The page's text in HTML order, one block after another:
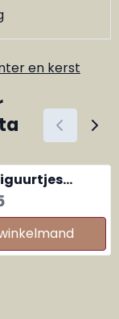
en kerst
set